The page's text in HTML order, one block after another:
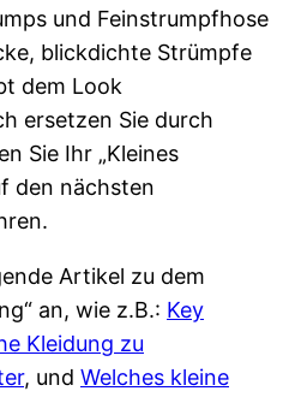
und Feinstrumpfhose
blickdichte Strümpfe
dem Look
ersetzen Sie durch
Sie Ihr „Kleines
den nächsten
Artikel zu dem
an, wie z.B.: Key
Kleidung zu
, und Welches kleine